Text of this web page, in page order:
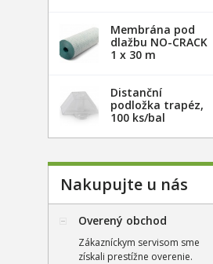
Membrána pod
dlažbu NO-CRACK
1 x 30 m
Distanční
podložka trapéz,
100 ks/bal
Nakupujte u nás
Overený obchod
Zákazníckym servisom sme
získali prestížne overenie.